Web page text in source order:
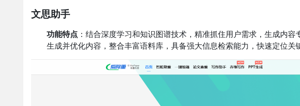
文思助手
功能特点 ：结合深度学习和知识图谱技术，精准抓住用户需求，生成内
生成并优化内容，整合丰富语料库，具备强大信息检索能力，快速定位关